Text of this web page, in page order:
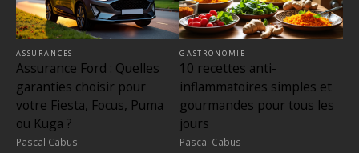
ASSURANCES
Assurance Ford : Quelles
garanties choisir pour
votre Fiesta, Focus, Puma
ou Kuga ?
Pascal Cabus
GASTRONOMIE
10 recettes anti-
inflammatoires simples et
gourmandes pour tous les
jours
Pascal Cabus